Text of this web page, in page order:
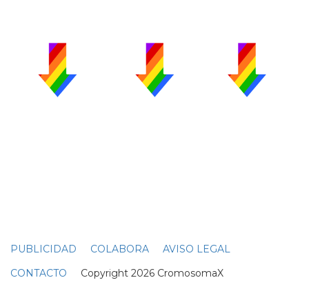
PUBLICIDAD COLABORA
AVISO LEGAL
CONTACTO Copyright 2026 CromosomaX